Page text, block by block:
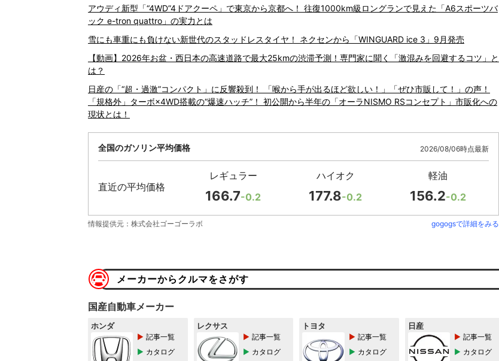
アウディ新型「“4WD”4ドアクーペ」で東京から京都へ！ 往復1000km級ロングランで見えた「A6スポーツバ
ック e-tron quattro」の実力とは
雪にも車重にも負けない新世代のスタッドレスタイヤ！ ネクセンから「WINGUARD ice 3」9月発売
【動画】2026年お盆・西日本の高速道路で最大25kmの渋滞予測！専門家に聞く「激混みを回避するコツ」と
は？
日産の「“超・過激”コンパクト」に反響殺到！ 「喉から手が出るほど欲しい！」「ぜひ市販して！」の声！
「規格外」ターボ×4WD搭載の“爆速ハッチ”！ 初公開から半年の「オーラNISMO RSコンセプト」市販化への
現状とは！
全国のガソリン平均価格 2026/08/06時点最新
直近の平均価格
レギュラー
166.7-0.2
ハイオク
177.8-0.2
軽油
156.2-0.2
情報提供元：株式会社ゴーゴーラボ gogogsで詳細をみる
メーカーからクルマをさがす
国産自動車メーカー
ホンダ
記事一覧
カタログ
レクサス
記事一覧
カタログ
トヨタ
記事一覧
カタログ
日産
記事一覧
カタログ